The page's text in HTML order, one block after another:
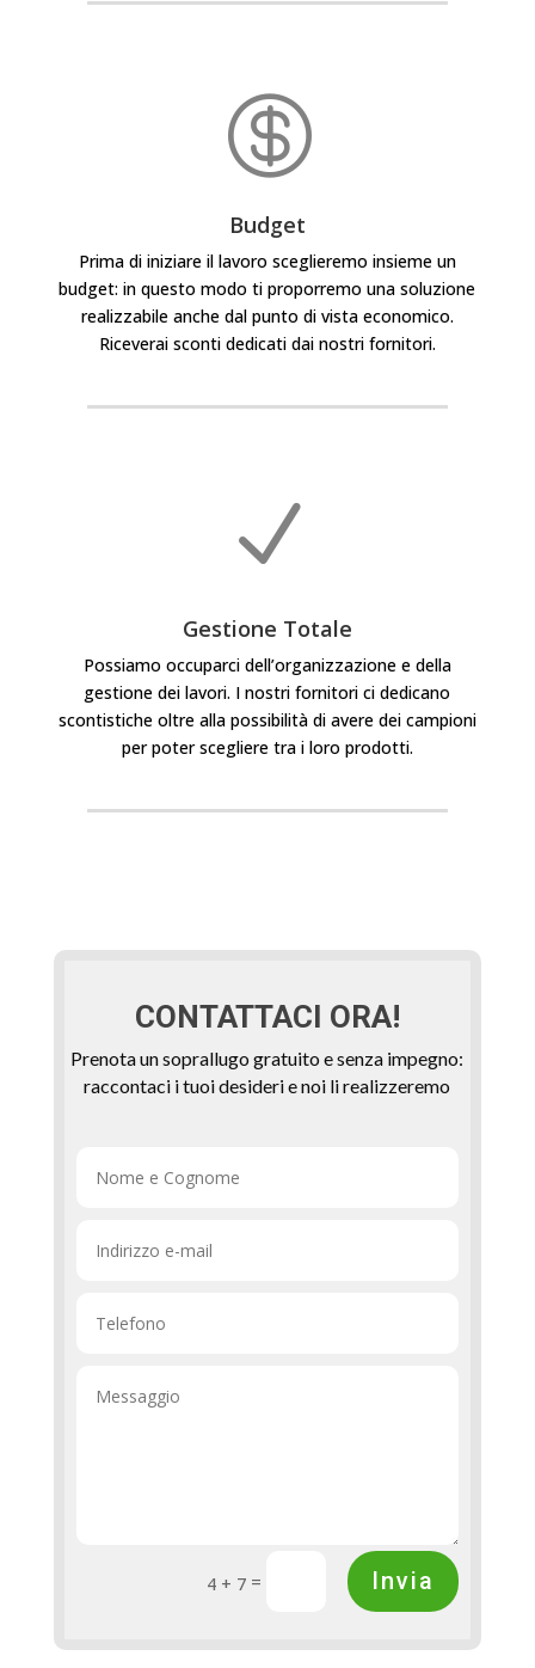

Budget
Prima di iniziare il lavoro sceglieremo insieme un
budget: in questo modo ti proporremo una soluzione
realizzabile anche dal punto di vista economico.
Riceverai sconti dedicati dai nostri fornitori.
N
Gestione Totale
Possiamo occuparci dell’organizzazione e della
gestione dei lavori. I nostri fornitori ci dedicano
scontistiche oltre alla possibilità di avere dei campioni
per poter scegliere tra i loro prodotti.
CONTATTACI ORA!
Prenota un soprallugo gratuito e senza impegno:
raccontaci i tuoi desideri e noi li realizzeremo
4 + 7 = Invia